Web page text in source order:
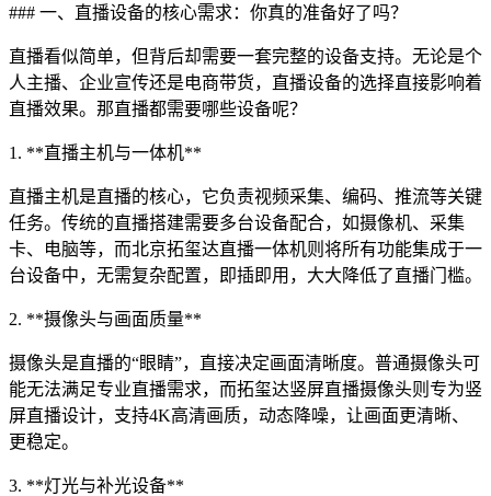
### 一、直播设备的核心需求：你真的准备好了吗？
直播看似简单，但背后却需要一套完整的设备支持。无论是个
人主播、企业宣传还是电商带货，直播设备的选择直接影响着
直播效果。那直播都需要哪些设备呢？
1. **直播主机与一体机**
直播主机是直播的核心，它负责视频采集、编码、推流等关键
任务。传统的直播搭建需要多台设备配合，如摄像机、采集
卡、电脑等，而北京拓玺达直播一体机则将所有功能集成于一
台设备中，无需复杂配置，即插即用，大大降低了直播门槛。
2. **摄像头与画面质量**
摄像头是直播的“眼睛”，直接决定画面清晰度。普通摄像头可
能无法满足专业直播需求，而拓玺达竖屏直播摄像头则专为竖
屏直播设计，支持4K高清画质，动态降噪，让画面更清晰、
更稳定。
3. **灯光与补光设备**